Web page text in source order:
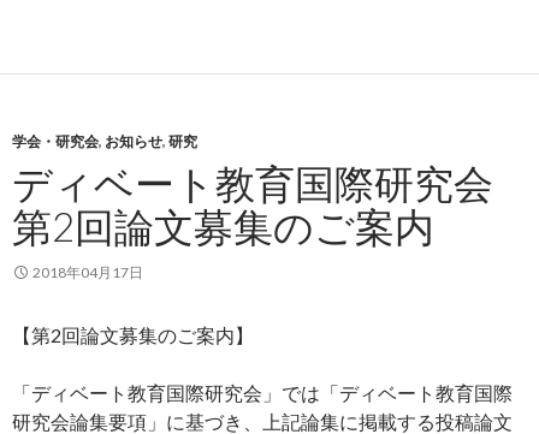
b
o
o
k
er
学会・研究会, お知らせ, 研究
ディベート教育国際研究会
第2回論文募集のご案内
2018年04月17日
【第2回論文募集のご案内】
「ディベート教育国際研究会」では「ディベート教育国際
研究会論集要項」に基づき、上記論集に掲載する投稿論文